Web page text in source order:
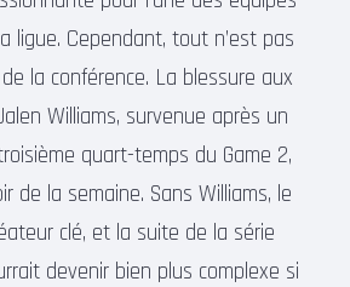
ligue. Cependant, tout n’est pas
la conférence. La blessure aux
Williams, survenue après un
quart-temps du Game 2,
de la semaine. Sans Williams, le
clé, et la suite de la série
devenir bien plus complexe si